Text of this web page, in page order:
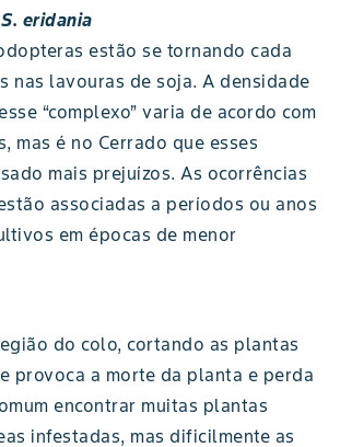
eridania
estão se tornando cada
nas lavouras de soja. A densidade
“complexo” varia de acordo com
mas é no Cerrado que esses
mais prejuízos. As ocorrências
associadas a períodos ou anos
em épocas de menor
do colo, cortando as plantas
provoca a morte da planta e perda
encontrar muitas plantas
infestadas, mas dificilmente as